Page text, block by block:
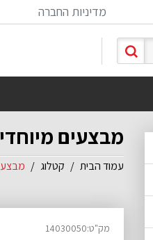
מדיניות החברה
מבצעים
עמוד הבית קטלוג
מק"ט:14030050